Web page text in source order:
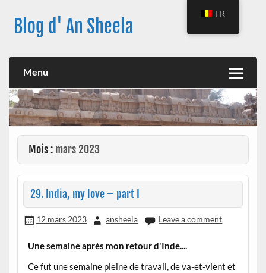
contentBlog d' An Sheela
Menu
Mois : mars 2023
29. India, my love – part I
12 mars 2023 ansheela Leave a comment
Une semaine après mon retour d'Inde....
Ce fut une semaine pleine de travail, de va-et-vient et
FR